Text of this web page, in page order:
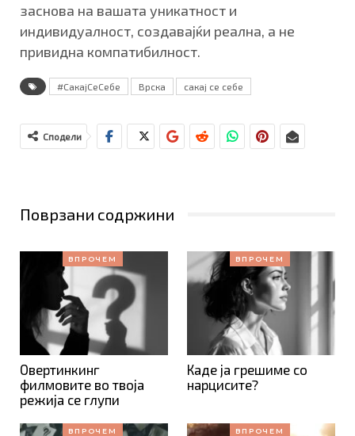
заснова на вашата уникатност и
индивидуалност, создавајќи реална, а не
привидна компатибилност.
#СакајСеСебе Врска сакај се себе
Сподели
Поврзани содржини
ВПРОЧЕМ
Овертинкинг
филмовите во твоја
режија се глупи
ВПРОЧЕМ
Каде ја грешиме со
нарцисите?
ВПРОЧЕМ ВПРОЧЕМ